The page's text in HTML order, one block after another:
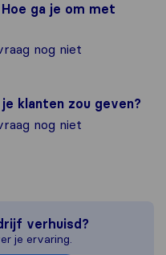
ga je om met
nog niet
klanten zou geven?
nog niet
verhuisd?
je ervaring.